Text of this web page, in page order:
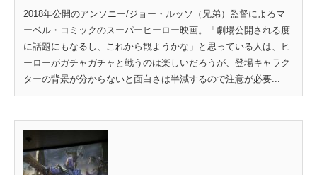
2018年公開のアンソニー/ジョー・ルッソ（兄弟）監督によるマ
ーベル・コミックのスーパーヒーロー映画。「劇場公開される度
に話題にもなるし、これから観ようかな」と思っている人は、ヒ
ーローがガチャガチャと戦うのは楽しいだろうが、登場キャラク
ターの背景が分からないと面白さは半減するので注意が必要...